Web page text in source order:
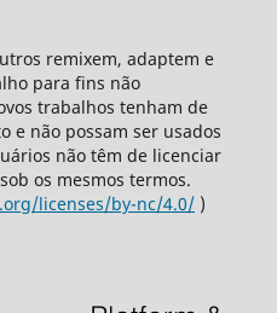
remixem, adaptem e
para fins não
trabalhos tenham de
e não possam ser usados
não têm de licenciar
os mesmos termos.
licenses/by-nc/4.0/)